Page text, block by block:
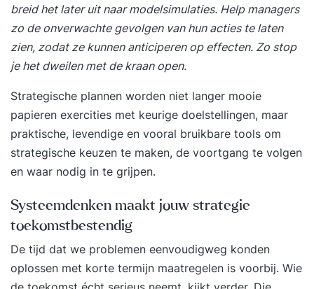
breid het later uit naar modelsimulaties. Help managers
zo de onverwachte gevolgen van hun acties te laten
zien, zodat ze kunnen anticiperen op effecten. Zo stop
je het dweilen met de kraan open.
Strategische plannen worden niet langer mooie
papieren exercities met keurige doelstellingen, maar
praktische, levendige en vooral bruikbare tools om
strategische keuzen te maken, de voortgang te volgen
en waar nodig in te grijpen.
Systeemdenken maakt jouw strategie
toekomstbestendig
De tijd dat we problemen eenvoudigweg konden
oplossen met korte termijn maatregelen is voorbij. Wie